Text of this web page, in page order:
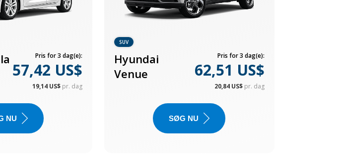
Pris for 3 dag(e):
57,42 US$
19,14 US$ pr. dag
NU
SUV
Hyundai
Venue
Pris for 3 dag(e):
62,51 US$
20,84 US$ pr. dag
SØG NU